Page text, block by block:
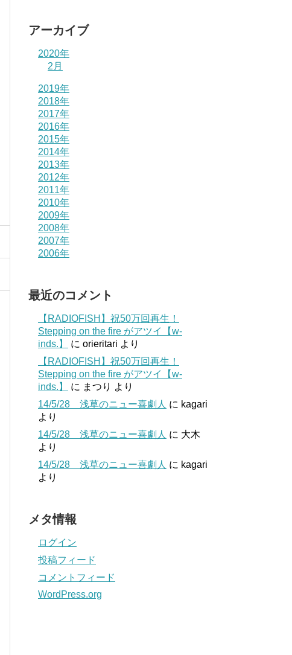
アーカイブ
2020年
2月
2019年
2018年
2017年
2016年
2015年
2014年
2013年
2012年
2011年
2010年
2009年
2008年
2007年
2006年
最近のコメント
【RADIOFISH】祝50万回再生！
Stepping on the fire がアツイ【w-
inds.】
に orieritari より
【RADIOFISH】祝50万回再生！
Stepping on the fire がアツイ【w-
inds.】
に まつり より
14/5/28 浅草のニュー喜劇人 に kagari
より
14/5/28 浅草のニュー喜劇人 に 大木
より
14/5/28 浅草のニュー喜劇人 に kagari
より
メタ情報
ログイン
投稿フィード
コメントフィード
WordPress.org